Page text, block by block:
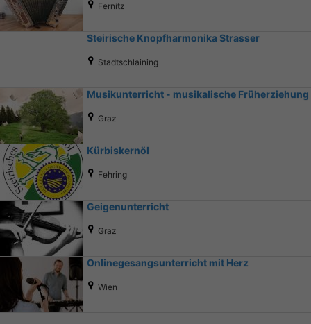
Fernitz
Steirische Knopfharmonika Strasser
Stadtschlaining
Musikunterricht - musikalische Früherziehung
Graz
Kürbiskernöl
Fehring
Geigenunterricht
Graz
Onlinegesangsunterricht mit Herz
Wien